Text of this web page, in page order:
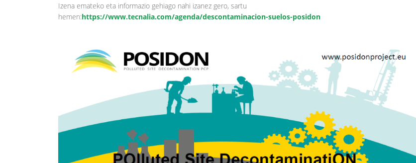
Izena emateko eta informazio gehiago nahi izanez gero, sartu
hemen:https://www.tecnalia.com/agenda/descontaminacion-suelos-posidon